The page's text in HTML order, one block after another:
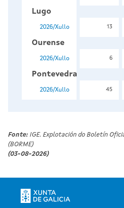
Lugo
2026/Xullo 13
Ourense
2026/Xullo 6
Pontevedra
2026/Xullo 45
Fonte: IGE. Explotación do Boletín
(BORME)
(03-08-2026)